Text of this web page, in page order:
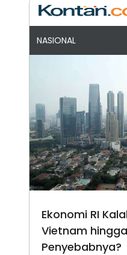
NASIONAL
Ekonomi RI
Vietnam
Penyebabnya?